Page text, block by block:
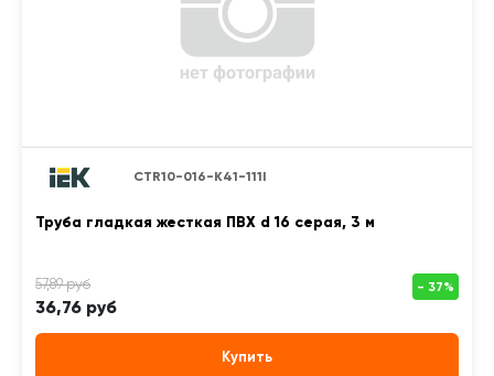
CTR10-016-K41-111I
Труба гладкая жесткая ПВХ d 16 серая, 3 м
36,76 руб
Купить